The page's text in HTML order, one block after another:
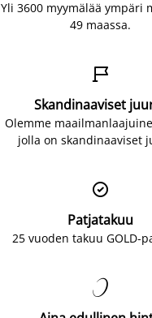
Yli 3600 myymälää ympäri
49 maassa.

Skandinaaviset
Olemme
jolla on skandinaaviset

Patjatakuu
25 vuoden takuu GOLD-
